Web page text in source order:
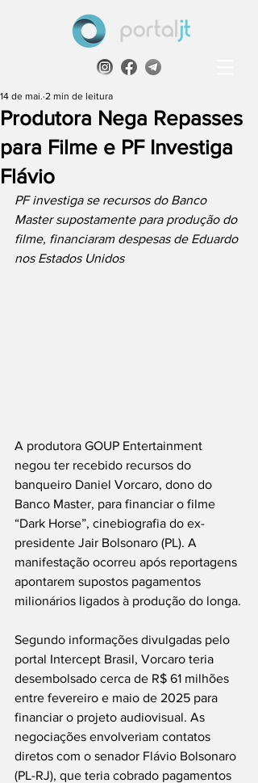
Produtora Nega Repasses
para Filme e PF Investiga
Flávio
14 de mai. 2 min de leitura
PF investiga se recursos do Banco
Master supostamente para produção do
filme, financiaram despesas de Eduardo
nos Estados Unidos
A produtora GOUP Entertainment
negou ter recebido recursos do
banqueiro Daniel Vorcaro, dono do
Banco Master, para financiar o filme
“Dark Horse”, cinebiografia do ex-
presidente Jair Bolsonaro (PL). A
manifestação ocorreu após reportagens
apontarem supostos pagamentos
milionários ligados à produção do longa.
Segundo informações divulgadas pelo
portal Intercept Brasil, Vorcaro teria
desembolsado cerca de R$ 61 milhões
entre fevereiro e maio de 2025 para
financiar o projeto audiovisual. As
negociações envolveriam contatos
diretos com o senador Flávio Bolsonaro
(PL-RJ), que teria cobrado pagamentos